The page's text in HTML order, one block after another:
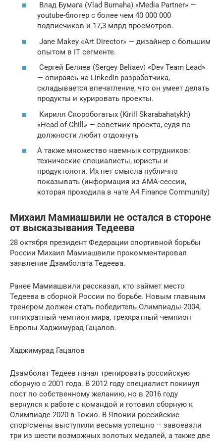
Влад Бумага (Vlad Bumaha) «Media Partner» —
youtube-блогер с более чем 40 000 000
подписчиков и 17,3 млрд просмотров.
Jane Makey «Art Director» — дизайнер c большим
опытом в IT сегменте.
Сергей Беляев (Sergey Beliaev) «Dev Team Lead»
— опираясь на Linkedin разработчика,
складывается впечатление, что он умеет делать
продукты и курировать проекты.
Кирилл Скоробогатых (Kirill Skarabahatykh)
«Head of Chill» — советник проекта, судя по
должности любит отдохнуть
А также множество наемных сотрудников:
технические специалисты, юристы и
продуктологи. Их нет смысла публично
показывать (информация из АМА-сессии,
которая проходила в чате A4 Finance Community)
Михаил Мамиашвили не остался в стороне
от высказывания Тедеева
28 октября президент Федерации спортивной борьбы
России Михаил Мамиашвили прокомментировал
заявление Дзамболата Тедеева.
Ранее Мамиашвили рассказал, кто займет место
Тедеева в сборной России по борьбе. Новым главным
тренером должен стать победитель Олимпиады-2004,
пятикратный чемпион мира, трехкратный чемпион
Европы Хаджимурад Гацалов.
Хаджимурад Гацалов
Дзамболат Тедеев начал тренировать российскую
сборную с 2001 года. В 2012 году специалист покинул
пост по собственному желанию, но в 2016 году
вернулся к работе с командой и готовил сборную к
Олимпиаде-2020 в Токио. В Японии российские
спортсмены выступили весьма успешно – завоевали
три из шести возможных золотых медалей, а также две